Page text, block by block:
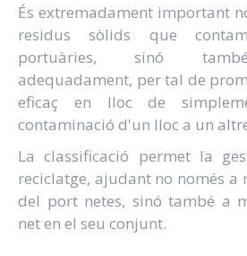
És extremadament important
residus sòlids que
portuàries, sinó
adequadament, per tal de
eficaç en lloc de
contaminació d'un lloc a un
La classificació permet la
reciclatge, ajudant no només a
del port netes, sinó també a
net en el seu conjunt.